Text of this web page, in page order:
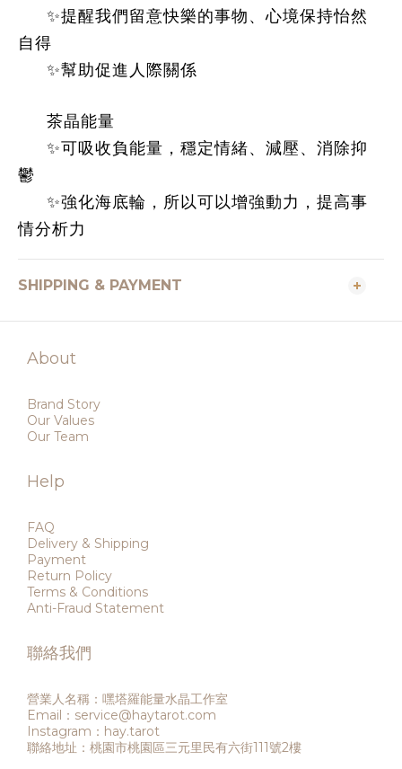
✨提醒我們留意快樂的事物、心境保持怡然
自得
✨幫助促進人際關係
茶晶能量
✨可吸收負能量，穩定情緒、減壓、消除抑
鬱
✨強化海底輪，所以可以增強動力，提高事
情分析力
SHIPPING & PAYMENT
About
Brand Story
Our Values
Our Team
Help
FAQ
Delivery & Shipping
Payment
Return Policy
Terms & Conditions
Anti-Fraud Statement
聯絡我們
營業人名稱：嘿塔羅能量水晶工作室
Email：service@haytarot.com
Instagram：hay.tarot
聯絡地址：桃園市桃園區三元里民有六街111號2樓